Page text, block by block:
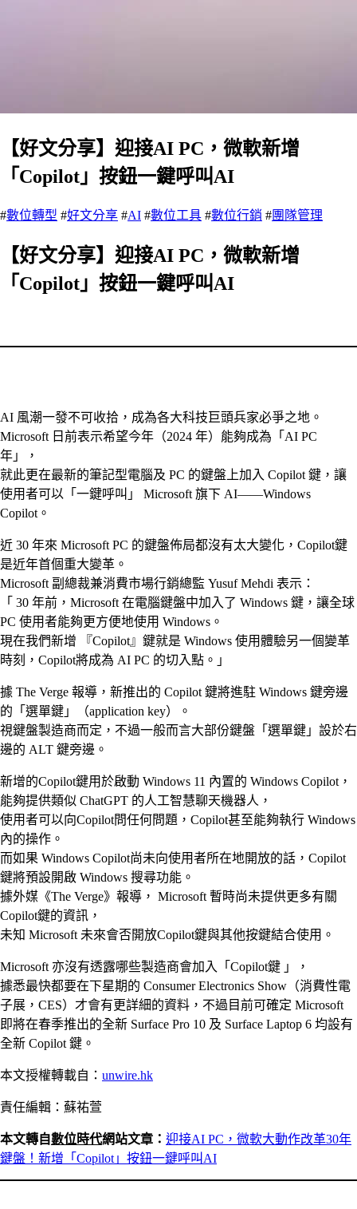
【好文分享】迎接AI PC，微軟新增
「Copilot」按鈕一鍵呼叫AI
#數位轉型 #好文分享 #AI #數位工具 #數位行銷 #團隊管理
【好文分享】迎接AI PC，微軟新增
「Copilot」按鈕一鍵呼叫AI
AI 風潮一發不可收拾，成為各大科技巨頭兵家必爭之地。
Microsoft 日前表示希望今年（2024 年）能夠成為「AI PC
年」，
就此更在最新的筆記型電腦及 PC 的鍵盤上加入 Copilot 鍵，讓
使用者可以「一鍵呼叫」 Microsoft 旗下 AI——Windows
Copilot。
近 30 年來 Microsoft PC 的鍵盤佈局都沒有太大變化，Copilot鍵
是近年首個重大變革。
Microsoft 副總裁兼消費市場行銷總監 Yusuf Mehdi 表示：
「 30 年前，Microsoft 在電腦鍵盤中加入了 Windows 鍵，讓全球
PC 使用者能夠更方便地使用 Windows。
現在我們新增 『Copilot』鍵就是 Windows 使用體驗另一個變革
時刻，Copilot將成為 AI PC 的切入點。」
據 The Verge 報導，新推出的 Copilot 鍵將進駐 Windows 鍵旁邊
的「選單鍵」（application key）。
視鍵盤製造商而定，不過一般而言大部份鍵盤「選單鍵」設於右
邊的 ALT 鍵旁邊。
新增的Copilot鍵用於啟動 Windows 11 內置的 Windows Copilot，
能夠提供類似 ChatGPT 的人工智慧聊天機器人，
使用者可以向Copilot問任何問題，Copilot甚至能夠執行 Windows
內的操作。
而如果 Windows Copilot尚未向使用者所在地開放的話，Copilot
鍵將預設開啟 Windows 搜尋功能。
據外媒《The Verge》報導， Microsoft 暫時尚未提供更多有關
Copilot鍵的資訊，
未知 Microsoft 未來會否開放Copilot鍵與其他按鍵結合使用。
Microsoft 亦沒有透露哪些製造商會加入「Copilot鍵 」，
據悉最快都要在下星期的 Consumer Electronics Show（消費性電
子展，CES）才會有更詳細的資料，不過目前可確定 Microsoft
即將在春季推出的全新 Surface Pro 10 及 Surface Laptop 6 均設有
全新 Copilot 鍵。
本文授權轉載自： unwire.hk
責任編輯：蘇祐萱
本文轉自數位時代網站文章： 迎接AI PC，微軟大動作改革30年
鍵盤！新增「Copilot」按鈕一鍵呼叫AI